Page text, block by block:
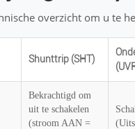
overzicht om u te
Shunttrip (SHT)
Bekrachtigd om
uit te schakelen
(stroom AAN =